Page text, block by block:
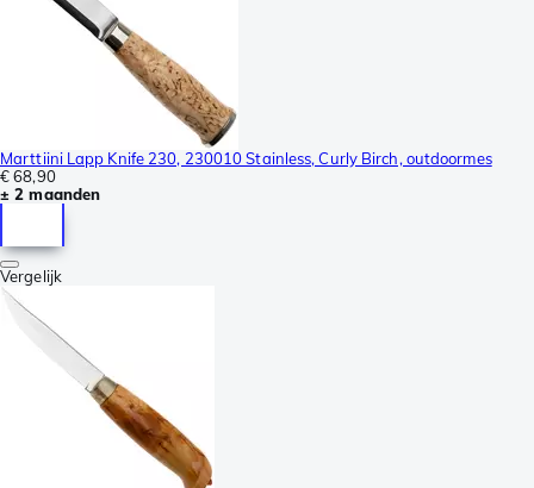
Marttiini Lapp Knife 230, 230010 Stainless, Curly Birch, outdoormes
€ 68,90
± 2 maanden
Vergelijk